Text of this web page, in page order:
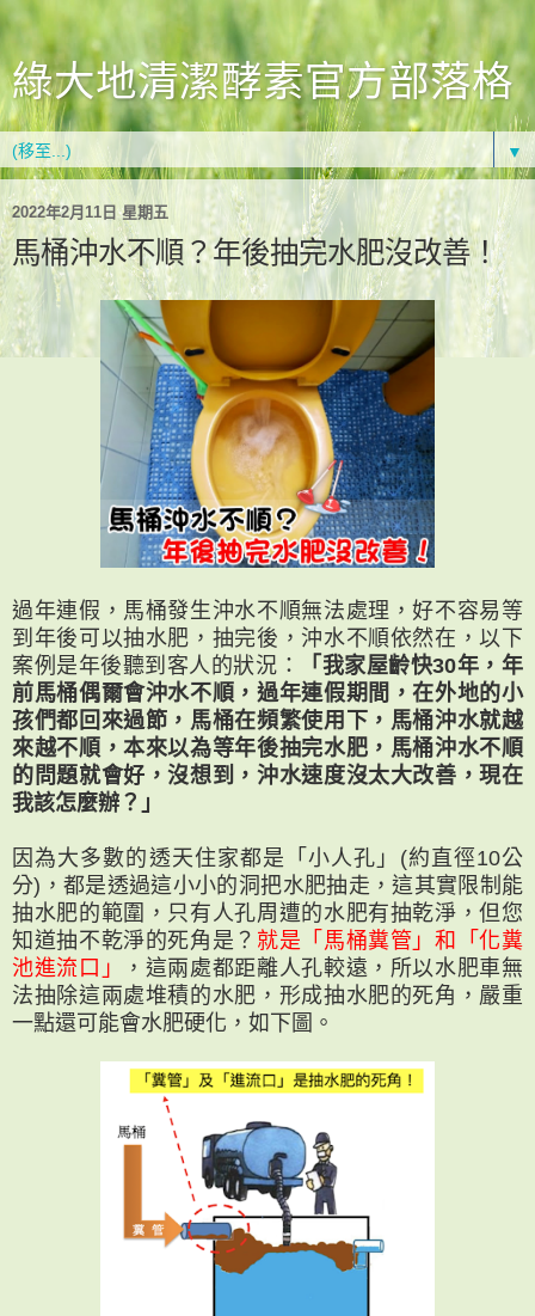
綠大地清潔酵素官方部落格
▼
2022年2月11日 星期五
馬桶沖水不順？年後抽完水肥沒改善！
過年連假，馬桶發生沖水不順無法處理，好不容易等
到年後可以抽水肥，抽完後，沖水不順依然在，以下
案例是年後聽到客人的狀況：
「我家屋齡快30年，年
前馬桶偶爾會沖水不順，過年連假期間，在外地的小
孩們都回來過節，馬桶在頻繁使用下，馬桶沖水就越
來越不順，本來以為等年後抽完水肥，馬桶沖水不順
的問題就會好，沒想到，沖水速度沒太大改善，現在
我該怎麼辦？」
因為大多數的透天住家都是「小人孔」(約直徑10公
分)，都是透過這小小的洞把水肥抽走，這其實限制能
抽水肥的範圍，只有人孔周遭的水肥有抽乾淨，但您
知道抽不乾淨的死角是？ 就是「馬桶糞管」和「化糞
池進流口」
，這兩處都距離人孔較遠，所以水肥車無
法抽除這兩處堆積的水肥，形成抽水肥的死角，嚴重
一點還可能會水肥硬化，如下圖。